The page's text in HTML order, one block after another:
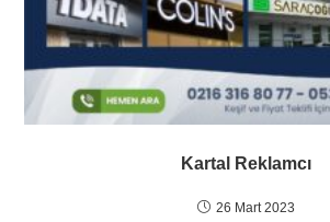
Kartal Reklamcı
26 Mart 2023